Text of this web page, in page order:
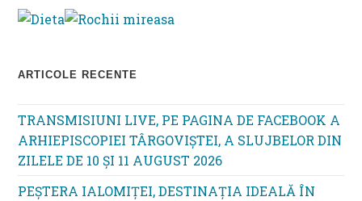
ARTICOLE RECENTE
TRANSMISIUNI LIVE, PE PAGINA DE FACEBOOK A
ARHIEPISCOPIEI TÂRGOVIȘTEI, A SLUJBELOR DIN
ZILELE DE 10 ȘI 11 AUGUST 2026
PEȘTERA IALOMIȚEI, DESTINAȚIA IDEALĂ ÎN